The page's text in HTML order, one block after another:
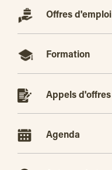
Offres d'emploi
Formation
Appels d'offres
Agenda